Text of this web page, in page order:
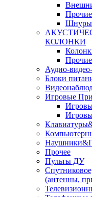
Прочие
Шнуры
КОЛОНКИ
Прочие
Аудио-
Блоки
Игровые
Прочее
Пульты ДУ
(антенны,